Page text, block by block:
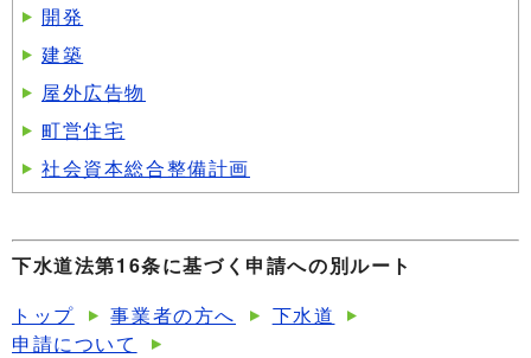
開発
建築
屋外広告物
町営住宅
社会資本総合整備計画
下水道法第16条に基づく申請への別ルート
トップ
事業者の方へ
下水道
申請について